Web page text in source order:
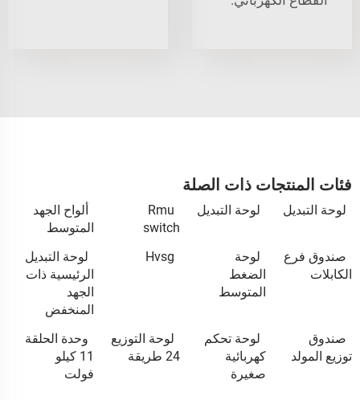
فئات المنتجات ذات الصلة
لوحة التبديل لوحة التبديل
Rmu
switch
ألواح الجهد
المتوسط
صندوق فرع
الكابلات
لوحة
الضغط
المتوسط
Hvsg
لوحة التبديل
الرئيسية ذات
الجهد
المنخفض
صندوق
توزيع المولد
لوحة تحكم
كهربائية
صغيرة
لوحة التوزيع
24 طريقة
وحدة الحلقة
11 كيلو
فولت